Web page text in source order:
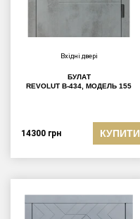
Вхідні двері
БУЛАТ
REVOLUT В-434, МОДЕЛЬ 155
14300 грн КУПИТИ